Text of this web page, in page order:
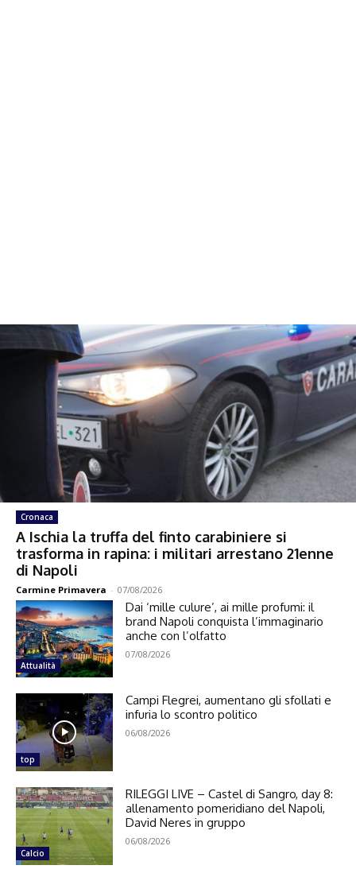
Cronaca
A Ischia la truffa del finto carabiniere si
trasforma in rapina: i militari arrestano 21enne
di Napoli
Carmine Primavera - 07/08/2026
Attualità
Dai ‘mille culure’, ai mille profumi: il
brand Napoli conquista l’immaginario
anche con l’olfatto
07/08/2026
top
Campi Flegrei, aumentano gli sfollati e
infuria lo scontro politico
06/08/2026
Calcio
RILEGGI LIVE – Castel di Sangro, day 8:
allenamento pomeridiano del Napoli,
David Neres in gruppo
06/08/2026